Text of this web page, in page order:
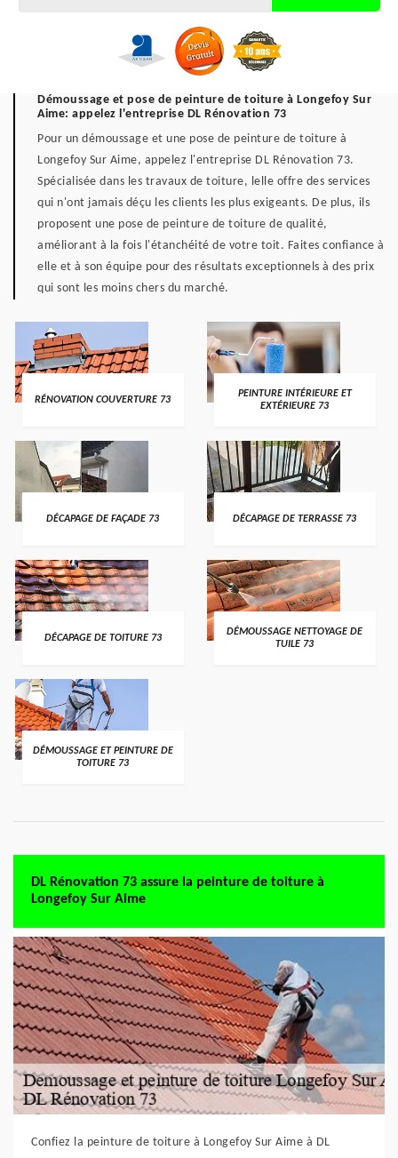
Démoussage et pose de peinture de toiture à Longefoy Sur
Aime: appelez l'entreprise DL Rénovation 73
Pour un démoussage et une pose de peinture de toiture à
Longefoy Sur Aime, appelez l'entreprise DL Rénovation 73.
Spécialisée dans les travaux de toiture, lelle offre des services
qui n'ont jamais déçu les clients les plus exigeants. De plus, ils
proposent une pose de peinture de toiture de qualité,
améliorant à la fois l'étanchéité de votre toit. Faites confiance à
elle et à son équipe pour des résultats exceptionnels à des prix
qui sont les moins chers du marché.
RÉNOVATION COUVERTURE 73
PEINTURE INTÉRIEURE ET
EXTÉRIEURE 73
DÉCAPAGE DE FAÇADE 73 DÉCAPAGE DE TERRASSE 73
DÉCAPAGE DE TOITURE 73
DÉMOUSSAGE NETTOYAGE DE
TUILE 73
DÉMOUSSAGE ET PEINTURE DE
TOITURE 73
DL Rénovation 73 assure la peinture de toiture à
Longefoy Sur Aime
Confiez la peinture de toiture à Longefoy Sur Aime à DL